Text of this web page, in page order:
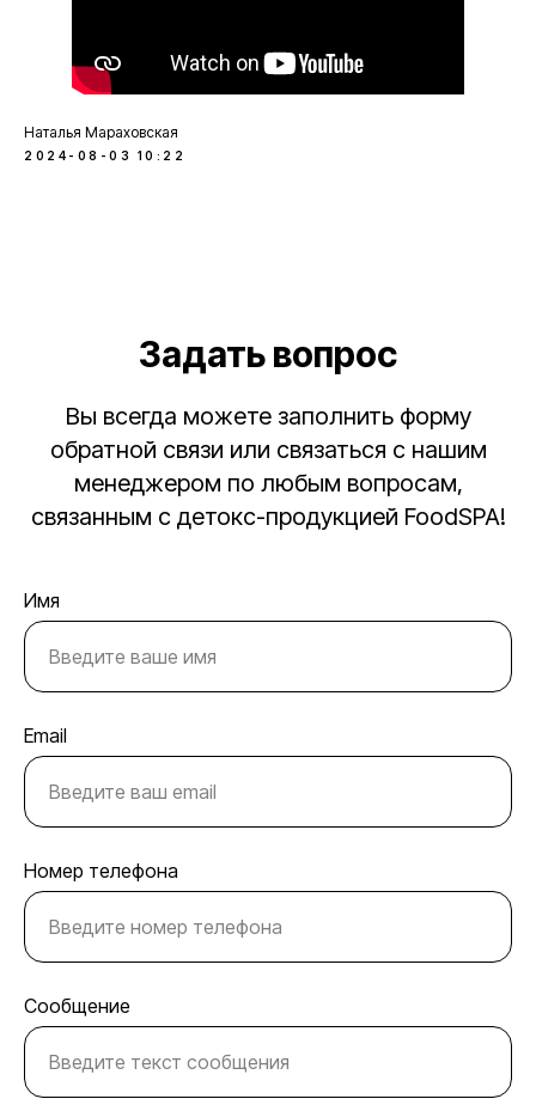
Наталья Мараховская
2024-08-03 10:22
Задать вопрос
Вы всегда можете заполнить форму
обратной связи или связаться с нашим
менеджером по любым вопросам,
связанным с детокс-продукцией FoodSPA!
Имя
Email
Номер телефона
Сообщение
+7 (915) 094‑48‑89
Москва, ул. Прянишникова, д. 23А
Договор публичной оферты